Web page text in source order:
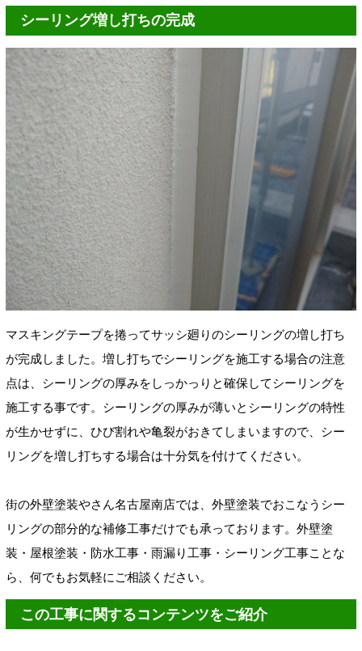
シーリング増し打ちの完成
マスキングテープを捲ってサッシ廻りのシーリングの増し打ち
が完成しました。増し打ちでシーリングを施工する場合の注意
点は、シーリングの厚みをしっかっりと確保してシーリングを
施工する事です。シーリングの厚みが薄いとシーリングの特性
が生かせずに、ひび割れや亀裂がおきてしまいますので、シー
リングを増し打ちする場合は十分気を付けてください。
街の外壁塗装やさん名古屋南店では、外壁塗装でおこなうシー
リングの部分的な補修工事だけでも承っております。外壁塗
装・屋根塗装・防水工事・雨漏り工事・シーリング工事ことな
ら、何でもお気軽にご相談ください。
この工事に関するコンテンツをご紹介